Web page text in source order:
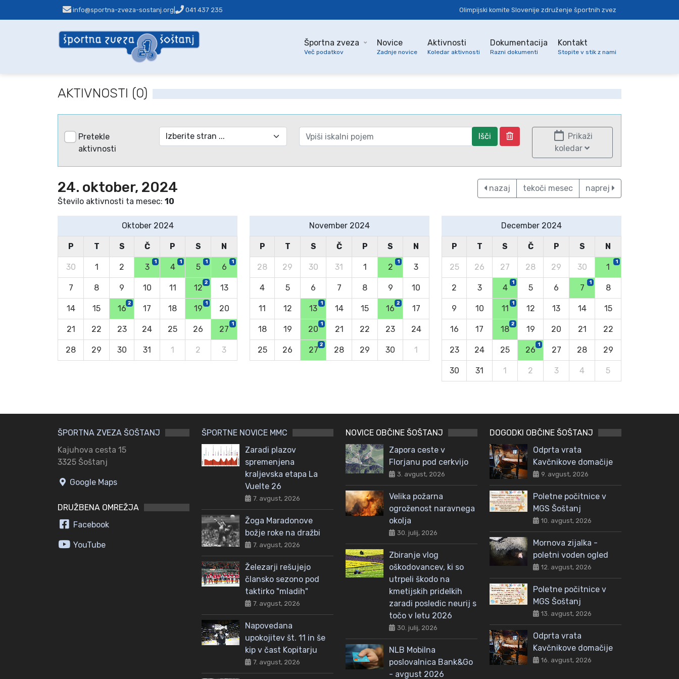
info@sportna-zveza-sostanj.org 041 437 235 Olimpijski komite Slovenije združenje športnih zvez
Športna zveza
Več podatkov
Novice
Zadnje novice
Aktivnosti
Koledar aktivnosti
Dokumentacija
Razni dokumenti
Kontakt
Stopite v stik z nami
AKTIVNOSTI (0)
Pretekle
aktivnosti
Išči
Prikaži
koledar
24. oktober, 2024
Število aktivnosti ta mesec: 10
nazaj tekoči mesec naprej
Oktober 2024
P T S Č P S N
30 1 2 3
1
4
1
5
1
6
1
7 8 9 10 11 12
2
13
14 15 16
2
17 18 19
1
20
21 22 23 24 25 26 27
1
28 29 30 31 1 2 3
November 2024
P T S Č P S N
28 29 30 31 1 2
1
3
4 5 6 7 8 9 10
11 12 13
1
14 15 16
2
17
18 19 20
1
21 22 23 24
25 26 27
2
28 29 30 1
December 2024
P T S Č P S N
25 26 27 28 29 30 1
1
2 3 4
1
5 6 7
1
8
9 10 11
1
12 13 14 15
16 17 18
2
19 20 21 22
23 24 25 26
1
27 28 29
30 31 1 2 3 4 5
ŠPORTNA ZVEZA ŠOŠTANJ
Kajuhova cesta 15
3325 Šoštanj
Google Maps
DRUŽBENA OMREŽJA
Facebook
YouTube
ŠPORTNE NOVICE MMC
Zaradi plazov
spremenjena
kraljevska etapa La
Vuelte 26
7. avgust, 2026
Žoga Maradonove
božje roke na dražbi
7. avgust, 2026
Železarji rešujejo
člansko sezono pod
taktirko "mladih"
7. avgust, 2026
Napovedana
upokojitev št. 11 in še
kip v čast Kopitarju
7. avgust, 2026
NOVICE OBČINE ŠOŠTANJ
Zapora ceste v
Florjanu pod cerkvijo
3. avgust, 2026
Velika požarna
ogroženost naravnega
okolja
30. julij, 2026
Zbiranje vlog
oškodovancev, ki so
utrpeli škodo na
kmetijskih pridelkih
zaradi posledic neurij s
točo v letu 2026
30. julij, 2026
NLB Mobilna
poslovalnica Bank&Go
- avgust 2026
DOGODKI OBČINE ŠOŠTANJ
Odprta vrata
Kavčnikove domačije
9. avgust, 2026
Poletne počitnice v
MGS Šoštanj
10. avgust, 2026
Mornova zijalka -
poletni voden ogled
12. avgust, 2026
Poletne počitnice v
MGS Šoštanj
13. avgust, 2026
Odprta vrata
Kavčnikove domačije
16. avgust, 2026